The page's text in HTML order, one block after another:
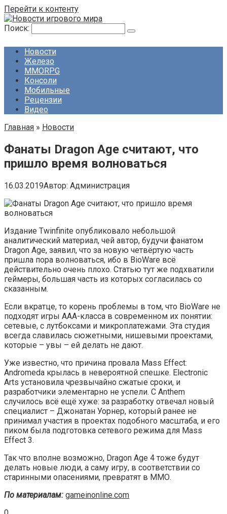
Перейти к контенту
Поиск:
Новости
Железо
MMORPG
Консоли
Мобильные
Рецензии
Видео
Главная » Новости
Фанаты Dragon Age считают, что
пришло время волноваться
16.03.2019Автор: Администрация
Издание Twinfinite опубликовало небольшой
аналитический материал, чей автор, будучи фанатом
Dragon Age, заявил, что за новую четвёртую часть
пришла пора волноваться, ибо в BioWare всё
действительно очень плохо. Статью тут же подхватили
геймеры, большая часть из которых согласилась со
сказанным.
Если вкратце, то корень проблемы в том, что BioWare не
подходят игры ААА-класса в современном их понятии:
сетевые, с лутбоксами и микроплатежами. Эта студия
всегда славилась сюжетными, нишевыми проектами,
которые – увы – ей делать не дают.
Уже известно, что причина провала Mass Effect:
Andromeda крылась в невероятной спешке. Electronic
Arts установила чрезвычайно сжатые сроки, и
разработчики элементарно не успели. С Anthem
случилось всё ещё хуже: за разработку отвечал новый
специалист – Джонатан Уорнер, который ранее не
принимал участия в проектах подобного масштаба, и его
пиком была подготовка сетевого режима для Mass
Effect 3.
Так что вполне возможно, Dragon Age 4 тоже будут
делать новые люди, а саму игру, в соответствии со
старинными опасениями, превратят в ММО.
По материалам: gameinonline.com